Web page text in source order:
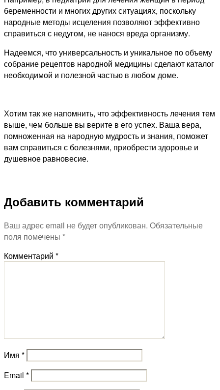
беременности и многих других ситуациях, поскольку
народные методы исцеления позволяют эффективно
справиться с недугом, не нанося вреда организму.
Надеемся, что универсальность и уникальное по объему
собрание рецептов народной медицины сделают каталог
необходимой и полезной частью в любом доме.
Хотим так же напомнить, что эффективность лечения тем
выше, чем больше вы верите в его успех. Ваша вера,
помноженная на народную мудрость и знания, поможет
вам справиться с болезнями, приобрести здоровье и
душевное равновесие.
Добавить комментарий
Ваш адрес email не будет опубликован. Обязательные
поля помечены *
Комментарий *
Имя *
Email *